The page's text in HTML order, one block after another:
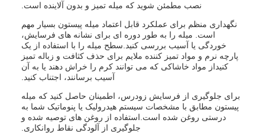
نصب مطمئن شوید که میله تمیز و بدون آلاینده است.
نگهداری منظم برای عملکرد قابل اعتماد میله پیستون بسیار مهم
است. میله را به طور دوره ای برای نشانه های فرسایش،
خوردگی یا آسیب بررسی کنید.سطح میله را با استفاده از یک
پارچه نرم و مواد تمیز کننده ملایم برای حذف کثافت و زباله تمیز
کنیداز مواد خاشاکی که می توانند کرم را خراش دهند یا به آن
آسیب برسانند، اجتناب کنید.
برای جلوگیری از فرسایش زودرس، اطمینان حاصل کنید که میله
پیستون مطابق با مشخصات سیستم هیدرولیک یا پنوماتیک شما به
درستی روغن شده است.استفاده از روغن های توصیه شده و
جلوگیری از آلودگی نقاط روانکاری.